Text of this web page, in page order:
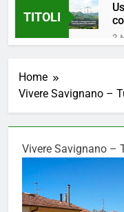
TITOLI
2
DI
4
Home
Vivere Savignano –
Vivere Savignano –